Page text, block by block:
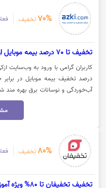
70% تخفیف
تخفیف تا 70 درصد بیمه موبایل از بیمه ازکی
درصد تخفیف بیمه موبایل در
آب‌خوردگی و نوسانات برق بهره مند
80% تخفیف
تخفیف تخفیفان تا 80% ویژه آموزش آیلتس